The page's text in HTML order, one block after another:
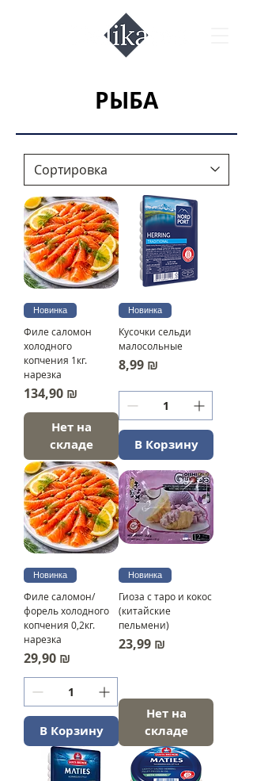
РЫБА
Новинка
Филе саломон
холодного
копчения 1кг.
нарезка
Цена
134,90 ₪
Нет на
складе
Новинка
Кусочки сельди
малосольные
Цена
8,99 ₪
В Корзину
Новинка
Филе саломон/
форель холодного
копчения 0,2кг.
нарезка
Цена
29,90 ₪
В Корзину
Новинка
Гиоза с таро и кокос
(китайские
пельмени)
Цена
23,99 ₪
Нет на
складе